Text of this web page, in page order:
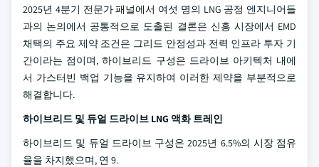
2025년 4분기 전문가 패널에서 여섯 명의 LNG 공정 엔지니어들
과의 논의에서 공통적으로 도출된 결론은 신흥 시장에서 EMD
채택의 주요 제약 조건은 그리드 안정성과 전력 인프라 투자 기
간이라는 점이며, 하이브리드 구성은 드라이브 아키텍처 내에
서 가스터빈 백업 기능을 유지하여 이러한 제약을 부분적으로
해결합니다.
하이브리드 및 듀얼 드라이브 LNG 액화 트레인
하이브리드 및 듀얼 드라이브 구성은 2025년 6.5%의 시장 점유
율을 차지했으며, 연 9.